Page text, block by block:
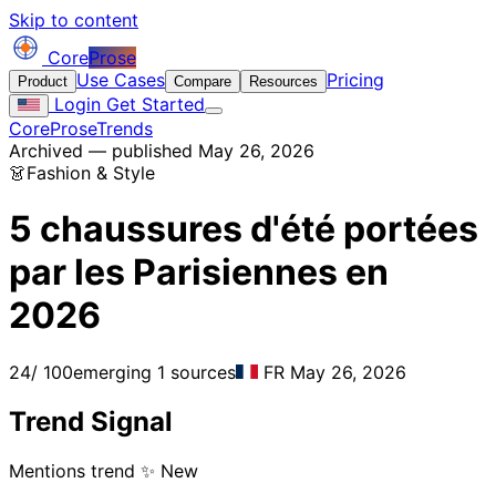
Skip to content
CoreProse
Product Use Cases Compare Resources
Pricing
Login Get Started
CoreProseTrends
Archived — published May 26, 2026
👗Fashion & Style
5 chaussures d'été portées
par les Parisiennes en
2026
24/ 100emerging 1 sources FR May 26, 2026
Trend Signal
Mentions trend ✨ New